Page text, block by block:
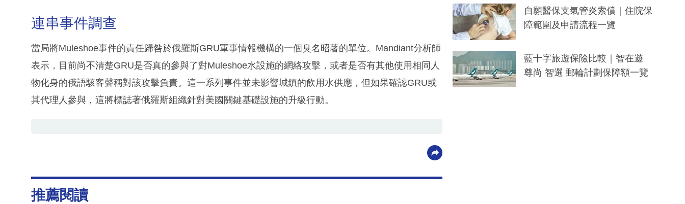
連串事件調查
當局將Muleshoe事件的責任歸咎於俄羅斯GRU軍事情報機構的一個臭名昭著的單位。Mandiant分析師
表示，目前尚不清楚GRU是否真的參與了對Muleshoe水設施的網絡攻擊，或者是否有其他使用相同人
物化身的俄語駭客聲稱對該攻擊負責。這一系列事件並未影響城鎮的飲用水供應，但如果確認GRU或
其代理人參與，這將標誌著俄羅斯組織針對美國關鍵基礎設施的升級行動。
推薦閱讀
自願醫保支氣管炎索償｜住院保
障範圍及申請流程一覽
藍十字旅遊保險比較｜智在遊
尊尚 智選 郵輪計劃保障額一覽